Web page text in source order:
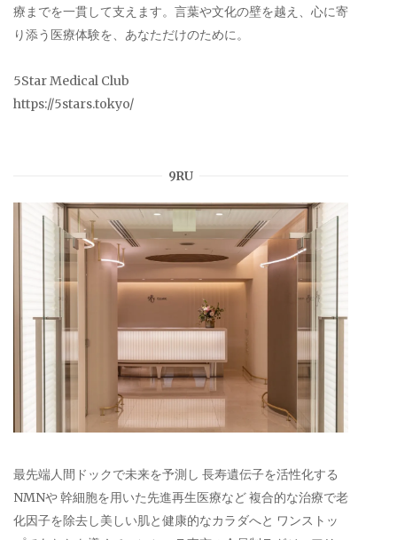
療までを一貫して支えます。言葉や文化の壁を越え、心に寄
り添う医療体験を、あなただけのために。
5Star Medical Club
https://5stars.tokyo/
9RU
最先端人間ドックで未来を予測し 長寿遺伝子を活性化する
NMNや 幹細胞を用いた先進再生医療など 複合的な治療で老
化因子を除去し美しい肌と健康的なカラダへと ワンストッ